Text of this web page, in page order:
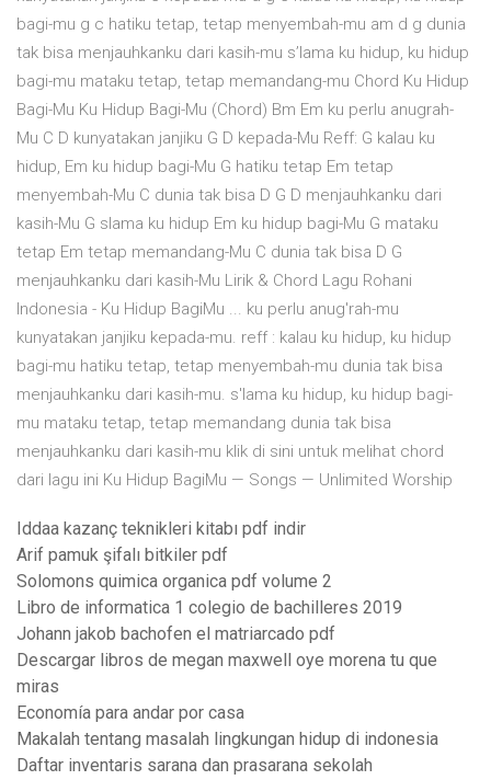
bagi-mu g c hatiku tetap, tetap menyembah-mu am d g dunia
tak bisa menjauhkanku dari kasih-mu s’lama ku hidup, ku hidup
bagi-mu mataku tetap, tetap memandang-mu Chord Ku Hidup
Bagi-Mu Ku Hidup Bagi-Mu (Chord) Bm Em ku perlu anugrah-
Mu C D kunyatakan janjiku G D kepada-Mu Reff: G kalau ku
hidup, Em ku hidup bagi-Mu G hatiku tetap Em tetap
menyembah-Mu C dunia tak bisa D G D menjauhkanku dari
kasih-Mu G slama ku hidup Em ku hidup bagi-Mu G mataku
tetap Em tetap memandang-Mu C dunia tak bisa D G
menjauhkanku dari kasih-Mu Lirik & Chord Lagu Rohani
Indonesia - Ku Hidup BagiMu ... ku perlu anug'rah-mu
kunyatakan janjiku kepada-mu. reff : kalau ku hidup, ku hidup
bagi-mu hatiku tetap, tetap menyembah-mu dunia tak bisa
menjauhkanku dari kasih-mu. s'lama ku hidup, ku hidup bagi-
mu mataku tetap, tetap memandang dunia tak bisa
menjauhkanku dari kasih-mu klik di sini untuk melihat chord
dari lagu ini Ku Hidup BagiMu — Songs — Unlimited Worship
Iddaa kazanç teknikleri kitabı pdf indir
Arif pamuk şifalı bitkiler pdf
Solomons quimica organica pdf volume 2
Libro de informatica 1 colegio de bachilleres 2019
Johann jakob bachofen el matriarcado pdf
Descargar libros de megan maxwell oye morena tu que
miras
Economía para andar por casa
Makalah tentang masalah lingkungan hidup di indonesia
Daftar inventaris sarana dan prasarana sekolah